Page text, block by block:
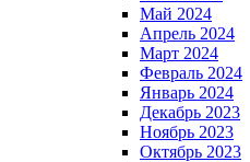
Май 2024
Апрель 2024
Март 2024
Февраль 2024
Январь 2024
Декабрь 2023
Ноябрь 2023
Октябрь 2023